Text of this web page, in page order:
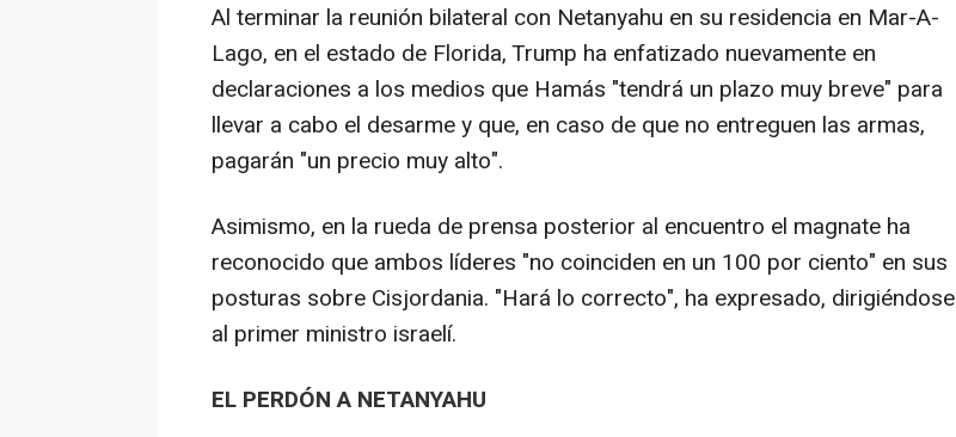
Al terminar la reunión bilateral con Netanyahu en su residencia en Mar-A-
Lago, en el estado de Florida, Trump ha enfatizado nuevamente en
declaraciones a los medios que Hamás "tendrá un plazo muy breve" para
llevar a cabo el desarme y que, en caso de que no entreguen las armas,
pagarán "un precio muy alto".
Asimismo, en la rueda de prensa posterior al encuentro el magnate ha
reconocido que ambos líderes "no coinciden en un 100 por ciento" en sus
posturas sobre Cisjordania. "Hará lo correcto", ha expresado, dirigiéndose
al primer ministro israelí.
EL PERDÓN A NETANYAHU